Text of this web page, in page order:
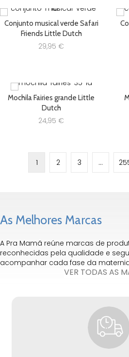
Conjunto musical verde Safari
Friends Little Dutch
29,95 €
Mochila Fairies grande Little
Dutch
24,95 €
1 2 3 …
As Melhores Marcas
A Pra Mamã reúne marcas de
reconhecidas pela qualidade e
acompanhar cada fase da
VER TODAS AS